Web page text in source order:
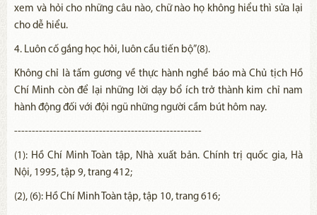
xem và hỏi cho những câu nào, chữ nào họ không hiểu thì sửa lại
cho dễ hiểu.
4. Luôn cố gắng học hỏi, luôn cầu tiến bộ”(8).
Không chỉ là tấm gương về thực hành nghề báo mà Chủ tịch Hồ
Chí Minh còn để lại những lời dạy bổ ích trở thành kim chỉ nam
hành động đối với đội ngũ những người cầm bút hôm nay.
-----------------------------------------------------
(1): Hồ Chí Minh Toàn tập, Nhà xuất bản. Chính trị quốc gia, Hà
Nội, 1995, tập 9, trang 412;
(2), (6): Hồ Chí Minh Toàn tập, tập 10, trang 616;